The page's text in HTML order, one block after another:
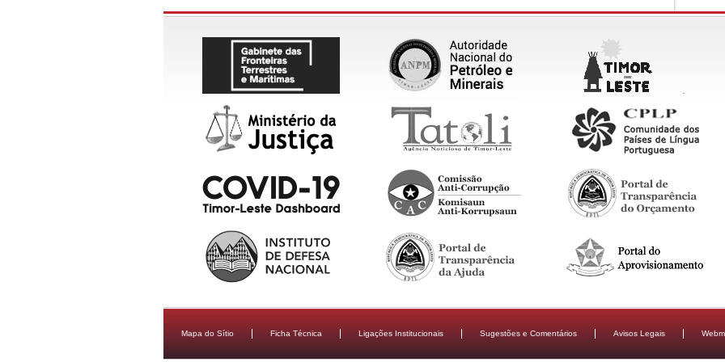
Mapa do Sítio Ficha Técnica Ligações Institucionais Sugestões e Comentários Avisos Legais